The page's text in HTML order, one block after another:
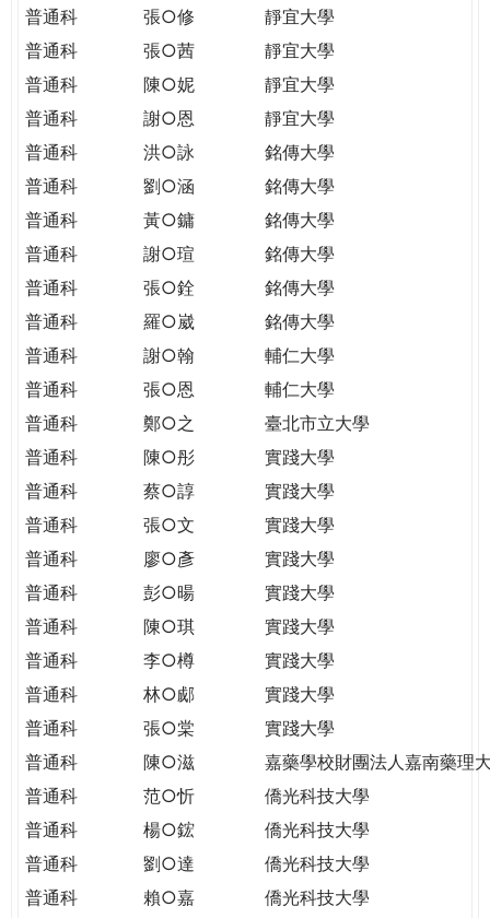
普通科
張○修
靜宜大學
普通科
張○茜
靜宜大學
普通科
陳○妮
靜宜大學
普通科
謝○恩
靜宜大學
普通科
洪○詠
銘傳大學
普通科
劉○涵
銘傳大學
普通科
黃○鏞
銘傳大學
普通科
謝○瑄
銘傳大學
普通科
張○銓
銘傳大學
普通科
羅○崴
銘傳大學
普通科
謝○翰
輔仁大學
普通科
張○恩
輔仁大學
普通科
鄭○之
臺北市立大學
普通科
陳○彤
實踐大學
普通科
蔡○諄
實踐大學
普通科
張○文
實踐大學
普通科
廖○彥
實踐大學
普通科
彭○暘
實踐大學
普通科
陳○琪
實踐大學
普通科
李○樽
實踐大學
普通科
林○郕
實踐大學
普通科
張○棠
實踐大學
普通科
陳○滋
嘉藥學校財團法人嘉南藥理
普通科
范○忻
僑光科技大學
普通科
楊○鋐
僑光科技大學
普通科
劉○達
僑光科技大學
普通科
賴○嘉
僑光科技大學